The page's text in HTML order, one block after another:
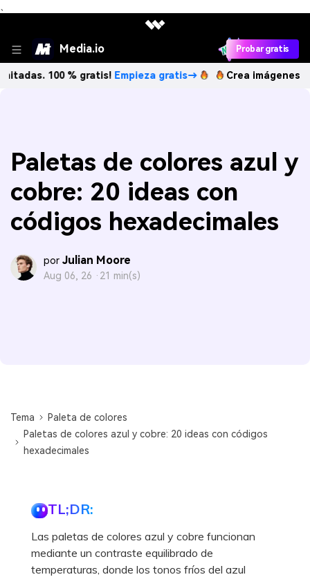
、
Media.io Probar gratis
% gratis! Empieza gratis→ Crea imágenes IA
Paletas de colores azul y
cobre: 20 ideas con
códigos hexadecimales
por Julian Moore
Aug 06, 26 · 21 min(s)
Tema
Paleta de colores
Paletas de colores azul y cobre: 20 ideas con códigos
hexadecimales
TL;DR:
Las paletas de colores azul y cobre funcionan
mediante un contraste equilibrado de
temperaturas, donde los tonos fríos del azul